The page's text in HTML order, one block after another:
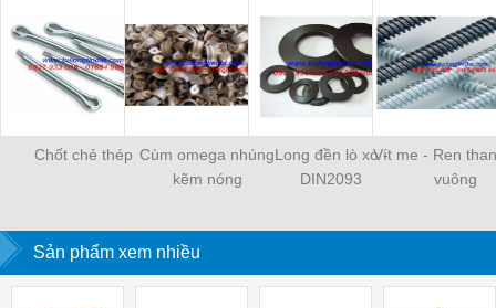
Chốt chẻ thép Cùm omega nhúng
kẽm nóng
Long đền lò xo -
DIN2093
Vít me - Ren
vuông
Sản phẩm xem nhiều